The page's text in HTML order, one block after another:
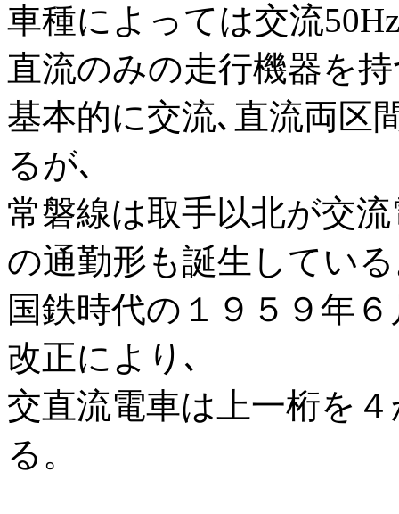
車種によっては交流
直流のみの走行機器を
基本的に交流､直流両区
るが､
常磐線は取手以北が交
の通勤形も誕生してい
国鉄時代の１９５９年
改正により､
交直流電車は上一桁を
る。